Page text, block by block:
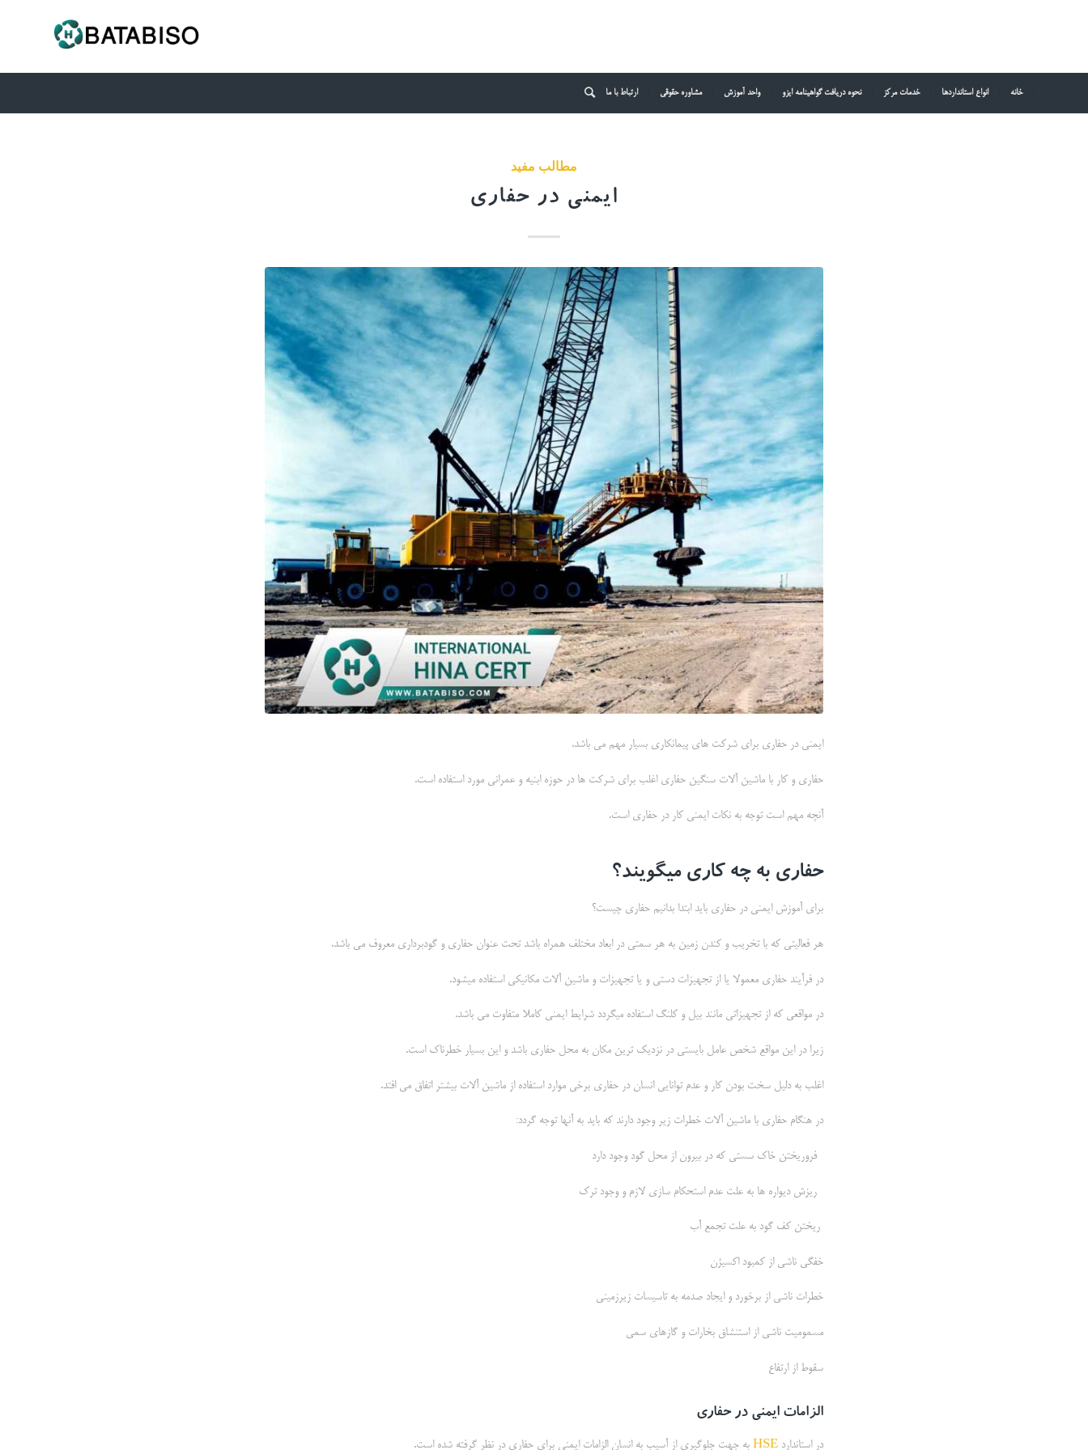
خانه انواع استانداردها خدمات مرکز نحوه دریافت گواهینامه ایزو واحد آموزش مشاوره حقوقی ارتباط با ما
مطالب مفید
ایمنی در حفاری
ایمنی در حفاری برای شرکت های پیمانکاری بسیار مهم می باشد.
حفاری و کار با ماشین آلات سنگین حفاری اغلب برای شرکت ها در حوزه ابنیه و عمرانی مورد استفاده است.
آنچه مهم است توجه به نکات ایمنی کار در حفاری است.
حفاری به چه کاری میگویند؟
برای آموزش ایمنی در حفاری باید ابتدا بدانیم حفاری چیست؟
هر فعالیتی که با تخریب و کندن زمین به هر سمتی در ابعاد مختلف همراه باشد تحت عنوان حفاری و گودبرداری معروف می باشد.
در فرآیند حفاری معمولا یا از تجهیزات دستی و یا تجهیزات و ماشین آلات مکانیکی استفاده میشود.
در مواقعی که از تجهیزاتی مانند بیل و کلنگ استفاده میگردد شرایط ایمنی کاملا متفاوت می باشد.
زیرا در این مواقع شخص عامل بایستی در نزدیک ترین مکان به محل حفاری باشد و این بسیار خطرناک است.
اغلب به دلیل سخت بودن کار و عدم توانایی انسان در حفاری برخی موارد استفاده از ماشین آلات بیشتر اتفاق می افتد.
در هنگام حفاری با ماشین آلات خطرات زیر وجود دارند که باید به آنها توجه گردد:
فروریختن خاک سستی که در بیرون از محل گود وجود دارد
ریزش دیواره ها به علت عدم استحکام سازی لازم و وجود ترک
ریختن کف گود به علت تجمع آب
خفگی ناشی از کمبود اکسیژن
خطرات ناشی از برخورد و ایجاد صدمه به تاسیسات زیرزمینی
مسمومیت ناشی از استنشاق بخارات و گازهای سمی
سقوط از ارتفاع
الزامات ایمنی در حفاری
در استاندارد HSE به جهت جلوگیری از آسیب به انسان الزامات ایمنی برای حفاری در نظر گرفته شده است.